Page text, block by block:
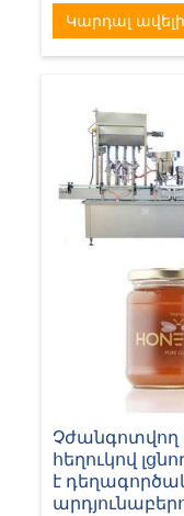
Կարդալ
հեղուկով
է